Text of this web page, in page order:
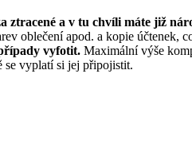
ztracené a v tu chvíli máte již
oblečení apod. a kopie
vyfotit. Maximální výše
se vyplatí si jej připojistit.